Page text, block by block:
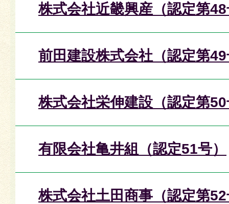
株式会社近畿興産（認定第
前田建設株式会社（認定第
株式会社栄伸建設（認定第
有限会社亀井組（認定51号）
株式会社土田商事（認定第